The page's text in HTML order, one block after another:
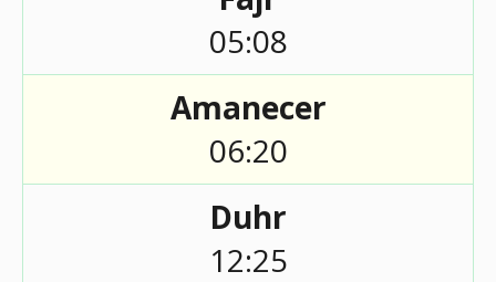
05:08
Amanecer
06:20
Duhr
12:25